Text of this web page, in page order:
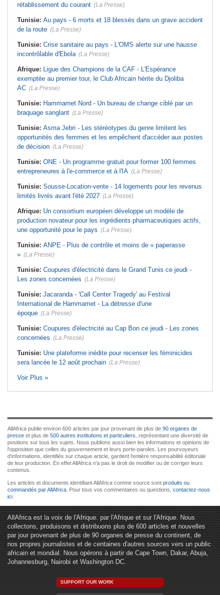
rétablissement du courant (La Presse)
Tunisie: Au pays - 6 morts et 18 blessés dans un grave accident
de la route (La Presse)
Tunisie: Crise sanitaire au pays - L'OMS alerte sur une hausse
incontrôlable d'Ebola (La Presse)
Afrique: Ligue des Champions de la CAF - L'Espérance
exemptée au premier tour, le Club Africain hérite du Djoliba
AC (La Presse)
Tunisie: Hammamet Nord - Un bureau de change ciblé par un
braquage sanglant (La Presse)
Tunisie: Asma Jebri - Les stéréotypes du genre limitent les
opportunités des femmes et les empêchent d'accéder aux postes
de décision (La Presse)
Tunisie: ONE - Un programme gratuit pour former 100 femmes
entrepreneures à l'e-commerce et à l'IA (La Presse)
Tunisie: Sousse-Location-vente - 14 logements pour les revenus
limités livrés avant l'été 2027 (La Presse)
Afrique: Un consortium européen développe un modèle de
production novateur pour les ingrédients pharmaceutiques actifs,
une opportunité pour le pays (La Presse)
Tunisie: ANPE - Plus de contrôle et moins de « paperasse
» (La Presse)
Tunisie: Coupures d'électricité dans le Grand Tunis ce jeudi -
Les zones concernées (La Presse)
Tunisie: Jacaranda - 'Call Center Tragedy' au Festival
International de Hammamet - La détresse d'une
époque (La Presse)
Tunisie: Coupures d'électricité au Cap Bon ce jeudi - Les zones
concernées (La Presse)
Tunisie: Une plateforme inédite pour recenser les féminicides
sera lancée le 12 août prochain (La Presse)
Voir Plus »
AllAfrica publie environ 600 articles par jour provenant de plus de 90 organes de
presse et plus de 500 autres institutions et particuliers , représentant une diversité de
positions sur tous les sujets. Nous publions aussi bien les informations et opinions de
l'opposition que celles du gouvernement et leurs porte-paroles. Les pourvoyeurs
d'informations, identifiés sur chaque article, gardent l'entière responsabilité éditoriale
de leur production. En effet AllAfrica n'a pas le droit de modifier ou de corriger leurs
contenus.
Les articles et documents identifiant AllAfrica comme source sont produits ou
commandés par AllAfrica . Pour tous vos commentaires ou questions, contactez-nous
ici
AllAfrica est la voix de l'Afrique. par l'Afrique et sur l'Afrique. Nous
collectons, produisons et distribuons plus de 600 articles et nouvelles
par jour provenant de plus de 90 organes de presse du continent, de
nos propres journalistes et de centaines d'autres sources vers un public
africain et mondial. Nous opérons à partir de Cape Town, Dakar, Abuja,
Johannesburg, Nairobi et Washington DC.
SUPPORT OUR WORK